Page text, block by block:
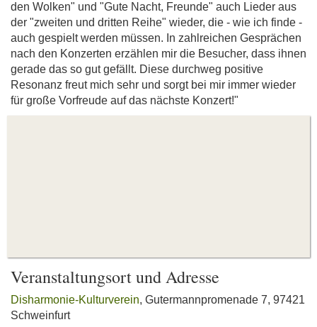
den Wolken" und "Gute Nacht, Freunde" auch Lieder aus
der "zweiten und dritten Reihe" wieder, die - wie ich finde -
auch gespielt werden müssen. In zahlreichen Gesprächen
nach den Konzerten erzählen mir die Besucher, dass ihnen
gerade das so gut gefällt. Diese durchweg positive
Resonanz freut mich sehr und sorgt bei mir immer wieder
für große Vorfreude auf das nächste Konzert!"
Veranstaltungsort und Adresse
Disharmonie-Kulturverein, Gutermannpromenade 7, 97421
Schweinfurt